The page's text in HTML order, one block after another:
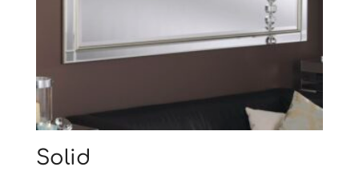
Solid